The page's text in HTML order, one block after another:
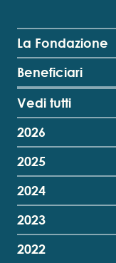
La Fondazione
Beneficiari
Vedi tutti
2026
2025
2024
2023
2022